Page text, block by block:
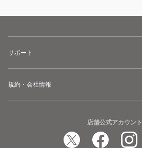
サポート
規約・会社情報
店舗公式アカウント